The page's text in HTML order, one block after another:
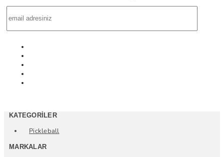
KATEGORILER
Pickleball
MARKALAR